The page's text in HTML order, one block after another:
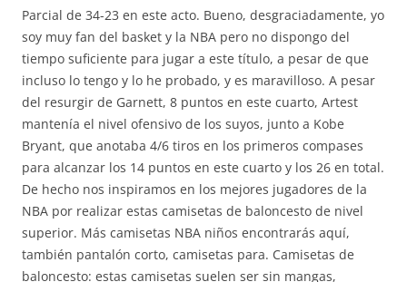
Parcial de 34-23 en este acto. Bueno, desgraciadamente, yo
soy muy fan del basket y la NBA pero no dispongo del
tiempo suficiente para jugar a este título, a pesar de que
incluso lo tengo y lo he probado, y es maravilloso. A pesar
del resurgir de Garnett, 8 puntos en este cuarto, Artest
mantenía el nivel ofensivo de los suyos, junto a Kobe
Bryant, que anotaba 4/6 tiros en los primeros compases
para alcanzar los 14 puntos en este cuarto y los 26 en total.
De hecho nos inspiramos en los mejores jugadores de la
NBA por realizar estas camisetas de baloncesto de nivel
superior. Más camisetas NBA niños encontrarás aquí,
también pantalón corto, camisetas para. Camisetas de
baloncesto: estas camisetas suelen ser sin mangas,